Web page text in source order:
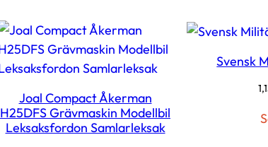
Joal Compact Åkerman
H25DFS Grävmaskin Modellbil
Leksaksfordon Samlarleksak
Svensk